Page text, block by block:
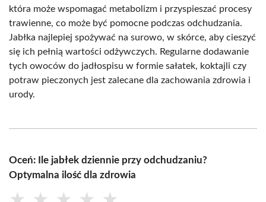
która może wspomagać metabolizm i przyspieszać procesy
trawienne, co może być pomocne podczas odchudzania.
Jabłka najlepiej spożywać na surowo, w skórce, aby cieszyć
się ich pełnią wartości odżywczych. Regularne dodawanie
tych owoców do jadłospisu w formie sałatek, koktajli czy
potraw pieczonych jest zalecane dla zachowania zdrowia i
urody.
Oceń: Ile jabłek dziennie przy odchudzaniu?
Optymalna ilość dla zdrowia